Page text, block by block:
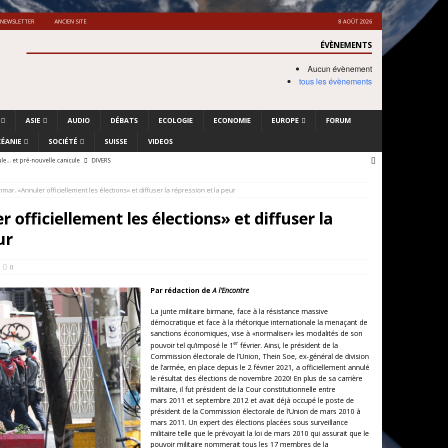
NEWSLETTER ANCIEN SITE 8 AOÛT 2026
ÉVÈNEMENTS
Aucun évènement
tous les évènements
ASIE AUDIO DÉBATS ECOLOGIE ECONOMIE EUROPE FORUM
SOCIÉTÉ SUISSE VIDEOS
et pré-nouvelle canicule
DIVERS
du nettoyage ethnique en Cisjordanie et à Gaza
«Annuler officiellement les élections» et diffuser la répression et la peur
officiellement les élections» et diffuser la
0
Par rédaction deA l’Encontre
La junte militaire birmane, face à la résistance massive
démocratique et face à la rhétorique internationale la menaçant de
sanctions économiques, vise à «normaliser» les modalités de son
pouvoir tel qu’imposé le 1 erfévrier. Ainsi, le président de la
Commission électorale de l’Union, Thein Soe, ex-général de division
de l’armée, en place depuis le 2 février 2021, a officiellement annulé
le résultat des élections de novembre 2020! En plus de sa carrière
militaire, il fut président de la Cour constitutionnelle entre
mars 2011 et septembre 2012 et avait déjà occupé le poste de
président de la Commission électorale de l’Union de mars 2010 à
mars 2011. Un expert des élections placées sous surveillance
militaire telle que le prévoyait la loi de mars 2010 qui assurait que le
pouvoir militaire nommerait tous les 17 membres de la